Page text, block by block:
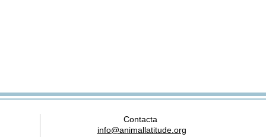
Contacta
info@animallatitude.org